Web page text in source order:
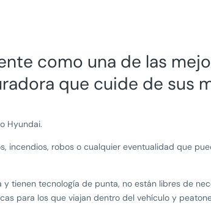
como una de las
que cuide de sus
Hyundai.
incendios, robos o cualquier eventualidad que
tienen tecnología de punta, no están libres de
para los que viajan dentro del vehículo y